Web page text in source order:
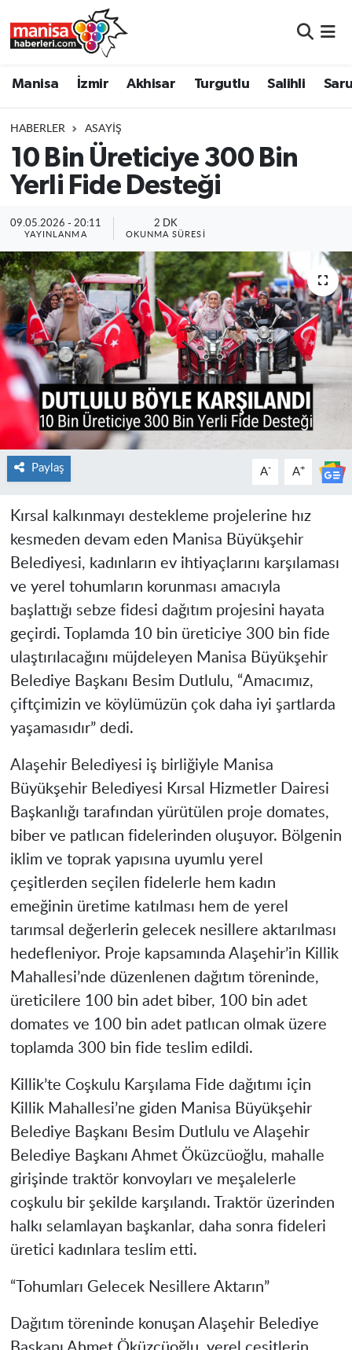
Manisa İzmir Akhisar Turgutlu Salihli
HABERLER ASAYIŞ
10 Bin Üreticiye 300 Bin
Yerli Fide Desteği
09.05.2026 - 20:11
YAYINLANMA
2 DK
OKUNMA SÜRESI
Paylaş A- A+
Kırsal kalkınmayı destekleme projelerine hız
kesmeden devam eden Manisa Büyükşehir
Belediyesi, kadınların ev ihtiyaçlarını karşılaması
ve yerel tohumların korunması amacıyla
başlattığı sebze fidesi dağıtım projesini hayata
geçirdi. Toplamda 10 bin üreticiye 300 bin fide
ulaştırılacağını müjdeleyen Manisa Büyükşehir
Belediye Başkanı Besim Dutlulu, “Amacımız,
çiftçimizin ve köylümüzün çok daha iyi şartlarda
yaşamasıdır” dedi.
Alaşehir Belediyesi iş birliğiyle Manisa
Büyükşehir Belediyesi Kırsal Hizmetler Dairesi
Başkanlığı tarafından yürütülen proje domates,
biber ve patlıcan fidelerinden oluşuyor. Bölgenin
iklim ve toprak yapısına uyumlu yerel
çeşitlerden seçilen fidelerle hem kadın
emeğinin üretime katılması hem de yerel
tarımsal değerlerin gelecek nesillere aktarılması
hedefleniyor. Proje kapsamında Alaşehir’in Killik
Mahallesi’nde düzenlenen dağıtım töreninde,
üreticilere 100 bin adet biber, 100 bin adet
domates ve 100 bin adet patlıcan olmak üzere
toplamda 300 bin fide teslim edildi.
Killik’te Coşkulu Karşılama Fide dağıtımı için
Killik Mahallesi’ne giden Manisa Büyükşehir
Belediye Başkanı Besim Dutlulu ve Alaşehir
Belediye Başkanı Ahmet Öküzcüoğlu, mahalle
girişinde traktör konvoyları ve meşalelerle
coşkulu bir şekilde karşılandı. Traktör üzerinden
halkı selamlayan başkanlar, daha sonra fideleri
üretici kadınlara teslim etti.
“Tohumları Gelecek Nesillere Aktarın”
Dağıtım töreninde konuşan Alaşehir Belediye
Turgutlu
Salihli
Saruhanlı
Soma
Resmi İlanlar
Manisa Nöbetçi Eczaneler
Manisa Namaz Vakitleri
Manisa Trafik Yoğunluk Haritası
Süper Lig Puan Durumu ve Fikstür
Tüm Manşetler
Son Dakika Haberleri
Haber Arşivi